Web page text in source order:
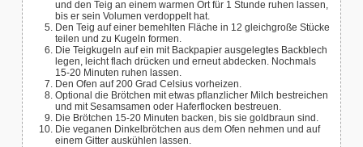
und den Teig an einem warmen Ort für 1 Stunde ruhen lassen,
bis er sein Volumen verdoppelt hat.
Den Teig auf einer bemehlten Fläche in 12 gleichgroße Stücke
teilen und zu Kugeln formen.
Die Teigkugeln auf ein mit Backpapier ausgelegtes Backblech
legen, leicht flach drücken und erneut abdecken. Nochmals
15-20 Minuten ruhen lassen.
Den Ofen auf 200 Grad Celsius vorheizen.
Optional die Brötchen mit etwas pflanzlicher Milch bestreichen
und mit Sesamsamen oder Haferflocken bestreuen.
Die Brötchen 15-20 Minuten backen, bis sie goldbraun sind.
Die veganen Dinkelbrötchen aus dem Ofen nehmen und auf
einem Gitter auskühlen lassen.